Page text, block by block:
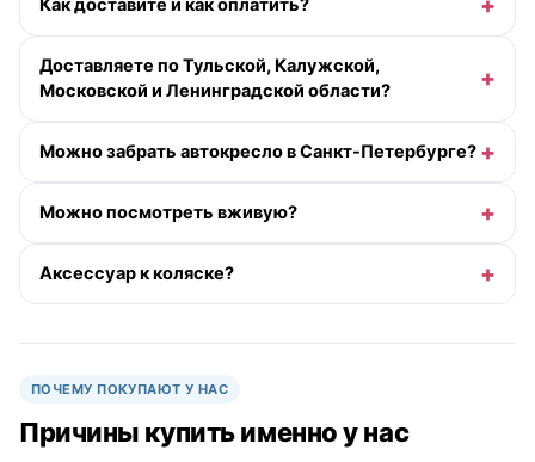
Как доставите и как оплатить?
Доставляете по Тульской, Калужской,
Московской и Ленинградской области?
Можно забрать автокресло в Санкт-Петербурге?
Можно посмотреть вживую?
Аксессуар к коляске?
ПОЧЕМУ ПОКУПАЮТ У НАС
Причины купить именно у нас